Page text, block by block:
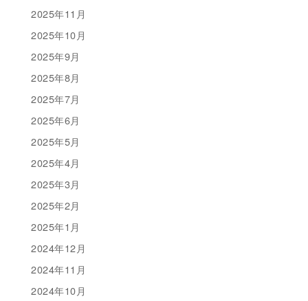
2025年11月
2025年10月
2025年9月
2025年8月
2025年7月
2025年6月
2025年5月
2025年4月
2025年3月
2025年2月
2025年1月
2024年12月
2024年11月
2024年10月